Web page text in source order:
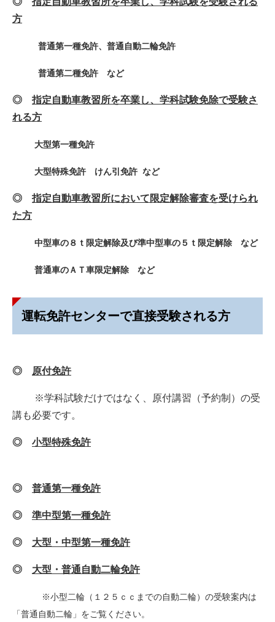
方
普通第一種免許、 普通自動二輪免許
普通第二種免許 など
◎ 指定自動車教習所を卒業し、学科試験免除で受験さ
れる方
大型第一種免許
大型特殊免許 けん引免許 など
◎ 指定自動車教習所において限定解除審査を受けられ
た方
中型車の８ｔ限定解除及び準中型車の５ｔ限定解除 など
普通車のＡＴ車限定解除 など
運転免許センターで直接受験される方
◎ 原付免許
※学科試験だけではなく、原付講習（予約制）の受
講も必要です。
◎ 小型特殊免許
◎ 普通第一種免許
◎ 準中型第一種免許
◎ 大型・中型第一種免許
◎ 大型・普通自動二輪免許
※小型二輪（１２５ｃｃまでの自動二輪）の受験案内は
「普通自動二輪」をご覧ください。